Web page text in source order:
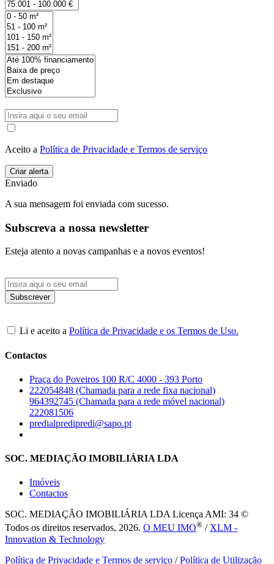
Aceito a Política de Privacidade e Termos de serviço
Enviado
A sua mensagem foi enviada com sucesso.
Subscreva a nossa newsletter
Esteja atento a novas campanhas e a novos eventos!
Li e aceito a Política de Privacidade e os Termos de Uso.
Contactos
Praça do Poveiros 100 R/C 4000 - 393 Porto
222054848 (Chamada para a rede fixa nacional)
964392745 (Chamada para a rede móvel nacional)
222081506
predialpredipredi@sapo.pt
SOC. MEDIAÇÃO IMOBILIÁRIA LDA
Imóveis
Contactos
SOC. MEDIAÇÃO IMOBILIÁRIA LDA Licença AMI: 34 ©
Todos os direitos reservados, 2026. O MEU IMO® /XLM -
Innovation & Technology
Política de Privacidade e Termos de serviço /Política de Utilização